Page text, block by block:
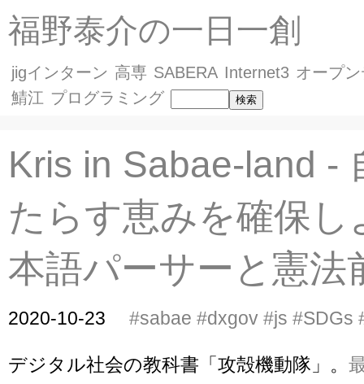
福野泰介の一日一創
jigインターン 高専 SABERA Internet3 オープ
鯖江 プログラミング
Kris in Sabae-land -
たらす恵みを確保し
本語パーサーと憲法
2020-10-23 #sabae #dxgov #js #SDGs
デジタル社会の教科書「攻殻機動隊」。